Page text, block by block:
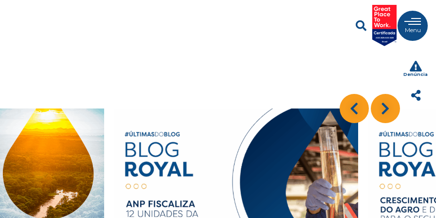
Menu
Denúncia